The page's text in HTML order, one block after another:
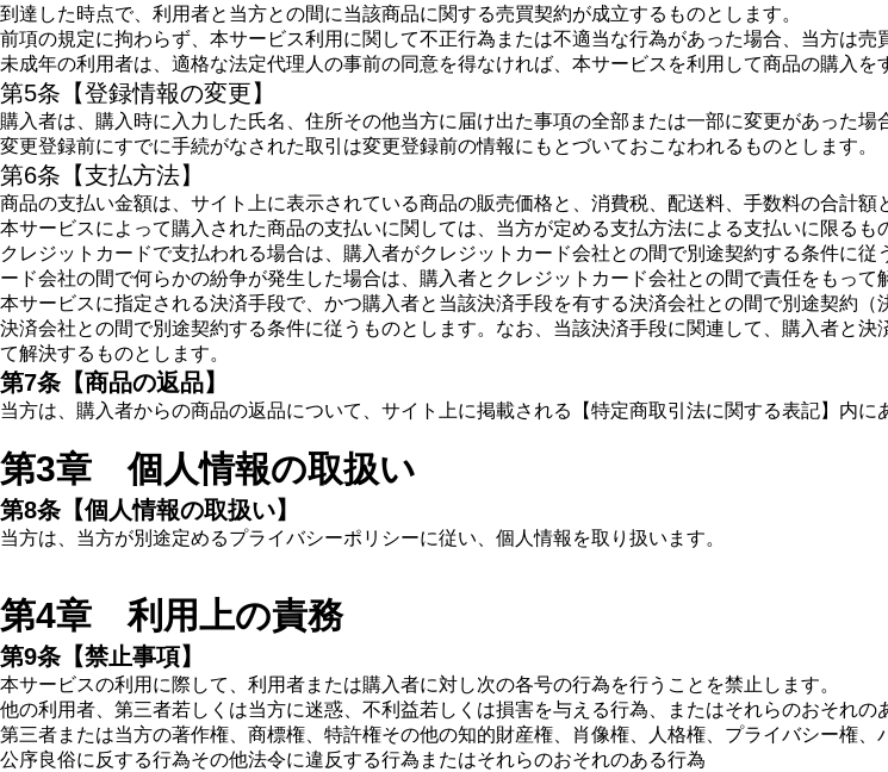
到達した時点で、利用者と当方との間に当該商品に関する売買契約が成立するものとします。
前項の規定に拘わらず、本サービス利用に関して不正行為または不適当な行為があった場合、当方は
未成年の利用者は、適格な法定代理人の事前の同意を得なければ、本サービスを利用して商品の購入を
第5条【登録情報の変更】
購入者は、購入時に入力した氏名、住所その他当方に届け出た事項の全部または一部に変更があった
変更登録前にすでに手続がなされた取引は変更登録前の情報にもとづいておこなわれるものとします。
第6条【支払方法】
商品の支払い金額は、サイト上に表示されている商品の販売価格と、消費税、配送料、手数料の合計額
本サービスによって購入された商品の支払いに関しては、当方が定める支払方法による支払いに限るも
クレジットカードで支払われる場合は、購入者がクレジットカード会社との間で別途契約する条件に
ード会社の間で何らかの紛争が発生した場合は、購入者とクレジットカード会社との間で責任をもって
本サービスに指定される決済手段で、かつ購入者と当該決済手段を有する決済会社との間で別途契約
決済会社との間で別途契約する条件に従うものとします。なお、当該決済手段に関連して、購入者と
て解決するものとします。
第7条【商品の返品】
当方は、購入者からの商品の返品について、サイト上に掲載される【特定商取引法に関する表記】内
第3章 個人情報の取扱い
第8条【個人情報の取扱い】
当方は、当方が別途定めるプライバシーポリシーに従い、個人情報を取り扱います。
第4章 利用上の責務
第9条【禁止事項】
本サービスの利用に際して、利用者または購入者に対し次の各号の行為を行うことを禁止します。
他の利用者、第三者若しくは当方に迷惑、不利益若しくは損害を与える行為、またはそれらのおそれの
第三者または当方の著作権、商標権、特許権その他の知的財産権、肖像権、人格権、プライバシー権
公序良俗に反する行為その他法令に違反する行為またはそれらのおそれのある行為